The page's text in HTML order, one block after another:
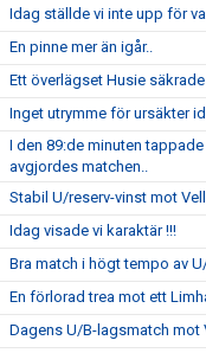
Idag ställde vi inte upp för
En pinne mer än igår..
Ett överlägset Husie
Inget utrymme för ursäkter
I den 89:de minuten
avgjordes matchen..
Stabil U/reserv-vinst mot
Idag visade vi karaktär !!!
Bra match i högt tempo av
En förlorad trea mot ett
Dagens U/B-lagsmatch mot